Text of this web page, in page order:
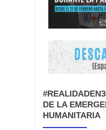
DE LA
HUMANITARIA